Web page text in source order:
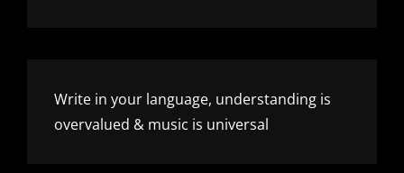
Write in your language, understanding is
overvalued & music is universal